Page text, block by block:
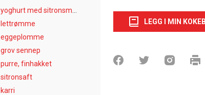
lettrømme
eggeplomme
grov sennep
purre, finhakket
sitronsaft
karri
LEGG I MIN